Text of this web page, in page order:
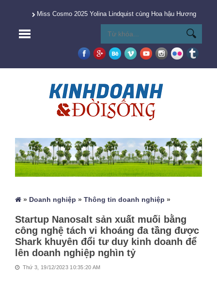
Miss Cosmo 2025 Yolina Lindquist cùng Hoa hậu Hương
» Doanh nghiệp »Thông tin doanh nghiệp »
Startup Nanosalt sản xuất muối bằng
công nghệ tách vi khoáng đa tầng được
Shark khuyên đổi tư duy kinh doanh để
lên doanh nghiệp nghìn tỷ
Thứ 3, 19/12/2023 10:35:20 AM